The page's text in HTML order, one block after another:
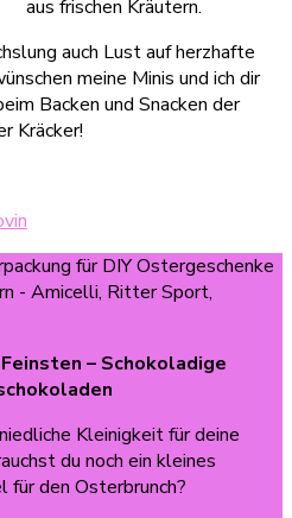
auch Lust auf herzhafte
meine Minis und ich dir
Backen und Snacken der
Kräcker!
– Schokoladige
Kleinigkeit für deine
du noch ein kleines
für den Osterbrunch?